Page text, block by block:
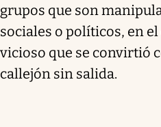
grupos que son
sociales o políticos, en
vicioso que se convirtió
callejón sin salida.